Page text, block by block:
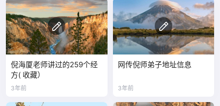
倪海厦老师讲过的259个经
方( 收藏）
3年前
网传倪师弟子地址信息
3年前